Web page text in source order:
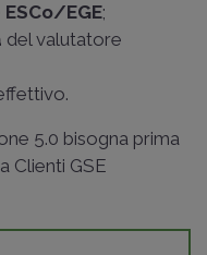
EGE;
del valutatore
5.0 bisogna prima
Clienti GSE